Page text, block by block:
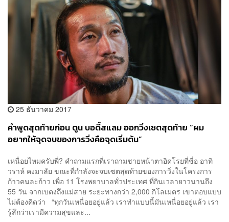
25 ธันวาคม 2017
คำพูดสุดท้ายก่อน ตูน บอดี้สแลม ออกวิ่งเซตสุดท้าย “ผม
อยากให้จุดจบของการวิ่งคือจุดเริ่มต้น”
เหนื่อยไหมครับพี่? คำถามแรกที่เราถามชายหน้าตาอิดโรยที่ชื่อ อาทิ
วราห์ คงมาลัย ขณะที่กำลังจะจบเซตสุดท้ายของการวิ่งในโครงการ
ก้าวคนละก้าว เพื่อ 11 โรงพยาบาลทั่วประเทศ ที่กินเวลายาวนานถึง
55 วัน จากเบตงถึงแม่สาย ระยะทางกว่า 2,000 กิโลเมตร เขาตอบแบบ
ไม่ต้องคิดว่า “ทุกวันเหนื่อยอยู่แล้ว เราทำแบบนี้มันเหนื่อยอยู่แล้ว เรา
รู้สึกว่าเรามีความสุขและ...